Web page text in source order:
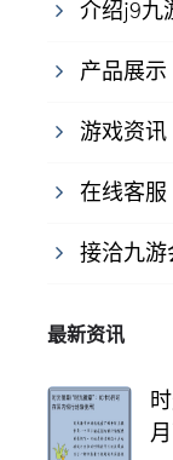
介绍j9九
产品展示
游戏资讯
在线客服
接洽九游
最新资讯